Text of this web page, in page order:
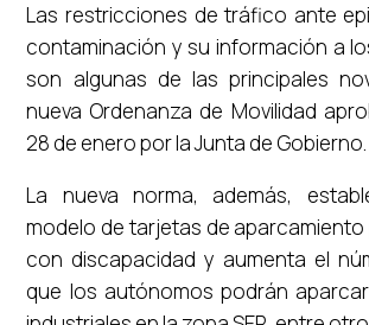
Las restricciones de tráfico ante
contaminación y su información a
son algunas de las principales
nueva Ordenanza de Movilidad
28 de enero por la Junta de Gobierno.
La nueva norma, además,
modelo de tarjetas de
con discapacidad y aumenta el
que los autónomos podrán